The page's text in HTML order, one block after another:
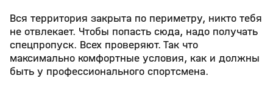
Вся территория закрыта по периметру, никто тебя
не отвлекает. Чтобы попасть сюда, надо получать
спецпропуск. Всех проверяют. Так что
максимально комфортные условия, как и должны
быть у профессионального спортсмена.